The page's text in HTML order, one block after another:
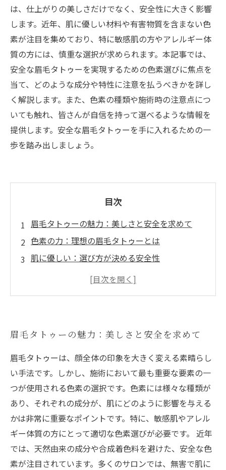
は、仕上がりの美しさだけでなく、安全性に大きく影響
します。近年、肌に優しい材料や有害物質を含まない色
素が注目を集めており、特に敏感肌の方やアレルギー体
質の方には、慎重な選択が求められます。本記事では、
安全な眉毛タトゥーを実現するための色素選びに焦点を
当て、どのような成分や特性に注意を払うべきかを詳し
く解説します。また、色素の種類や施術時の注意点につ
いても触れ、皆さんが自信を持って選べるような情報を
提供します。安全な眉毛タトゥーを手に入れるための一
歩を踏み出しましょう。
目次
眉毛タトゥーの魅力：美しさと安全を求めて
色素の力：理想の眉毛タトゥーとは
肌に優しい：選び方が決める安全性
アレルギー対策：敏感肌に最適な色素の選択
自信を持って新しい自分へ：理想の眉毛を手に
入れよう
眉毛タトゥーの魅力：美しさと安全を求めて
眉毛タトゥーは、顔全体の印象を大きく変える素晴らし
い手法です。しかし、施術において最も重要な要素の一
つが使用される色素の選択です。色素には様々な種類が
あり、それぞれの成分が、肌にどのように影響を与える
かは非常に重要なポイントです。特に、敏感肌やアレル
ギー体質の方にとって適切な色素選びが必要です。 近年
では、天然由来の成分や合成着色料を避けた、安全な色
素が注目されています。多くのサロンでは、無害で肌に